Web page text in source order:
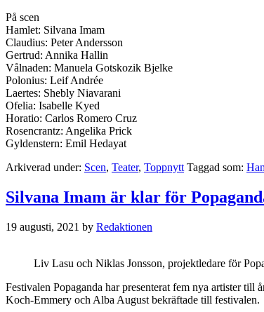
På scen
Hamlet: Silvana Imam
Claudius: Peter Andersson
Gertrud: Annika Hallin
Vålnaden: Manuela Gotskozik Bjelke
Polonius: Leif Andrée
Laertes: Shebly Niavarani
Ofelia: Isabelle Kyed
Horatio: Carlos Romero Cruz
Rosencrantz: Angelika Prick
Gyldenstern: Emil Hedayat
Arkiverad under: Scen, Teater, Toppnytt Taggad som:
Silvana Imam är klar för
19 augusti, 2021 by Redaktionen
Liv Lasu och Niklas Jonsson, projektledare för
Festivalen Popaganda har presenterat fem nya artister
Koch-Emmery och Alba August bekräftade till festivalen.